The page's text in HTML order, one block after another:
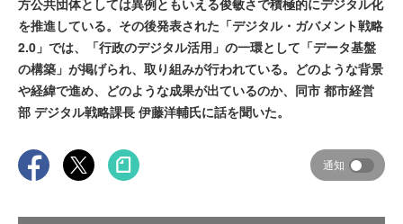
方公共団体としては異例ともいえる俊敏さで積極的にデジタル化
を推進している。その後発表された「デジタル・ガバメント戦略
2.0」では、「行政のデジタル活用」の一環として「データ基盤
の構築」が掲げられ、取り組みが行われている。どのような背景
や経緯で進め、どのような成果が出ているのか、同市 都市経営
部 デジタル戦略課長 伊藤洋輔氏に話を聞いた。
通知